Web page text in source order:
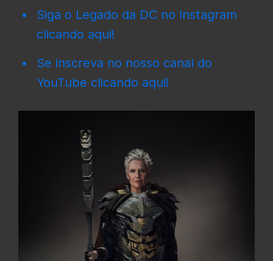
Siga o Legado da DC no Instagram
clicando aqui!
Se inscreva no nosso canal do
YouTube clicando aqui!